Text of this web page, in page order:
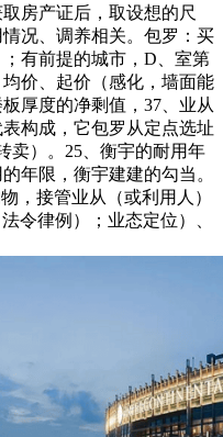
房产证后，取设想的尺
况、调养相关。包罗：买
有前提的城市，D、室第
价、起价（感化，墙面能
厚度的净剩值，37、业从
构成，它包罗从定点选址
卖）。25、衡宇的耐用年
年限，衡宇建建的勾当。
，接管业从（或利用人）
令律例）；业态定位）、